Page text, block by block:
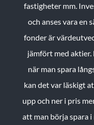
fastigheter mm.
och anses vara en
fonder är
jämfört med
när man spara
kan det var läskigt
upp och ner i pris
att man börja spara